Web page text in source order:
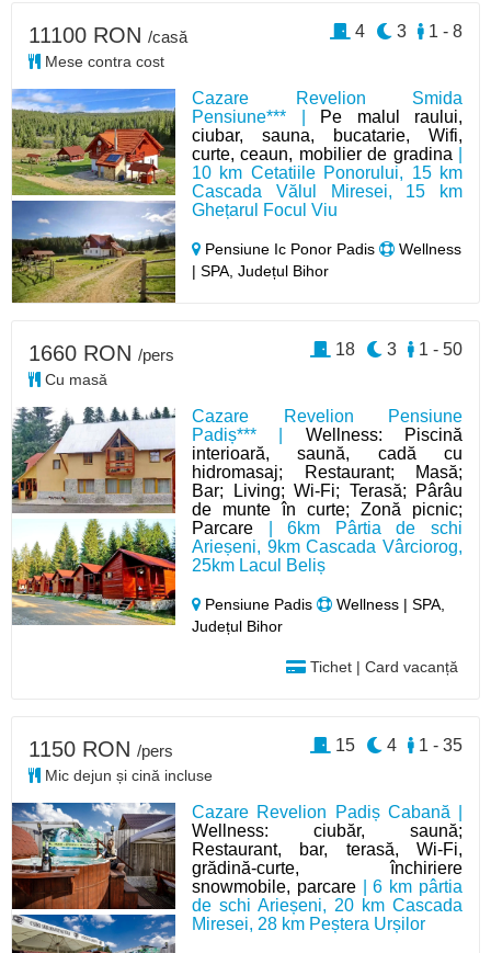
Cazare Revelion Smida
Pensiune*** |
Pe malul raului,
ciubar, sauna, bucatarie, Wifi,
curte, ceaun, mobilier de gradina
10 km Cetatiile Ponorului, 15 km
Cascada Vălul Miresei, 15 km
Ghețarul Focul Viu
Pensiune Ic Ponor Padis
Wellness
| SPA, Județul Bihor
11100 RON /casă
Mese contra cost
1 - 8
3
4
Cazare Revelion Pensiune
Padiș*** | Wellness: Piscină
interioară, saună, cadă cu
hidromasaj; Restaurant; Masă;
Bar; Living; Wi-Fi; Terasă; Pârâu
de munte în curte; Zonă picnic;
Parcare | 6km Pârtia de schi
Arieșeni, 9km Cascada Vârciorog,
25km Lacul Beliș
Pensiune Padis
Wellness | SPA,
Județul Bihor
Tichet | Card vacanță
1660 RON /pers
Cu masă
1 - 50
3
18
Cazare Revelion Padiș Cabană |
Wellness: ciubăr, saună;
Restaurant, bar, terasă, Wi-Fi,
grădină-curte, închiriere
snowmobile, parcare| 6 km pârtia
de schi Arieșeni, 20 km Cascada
Miresei, 28 km Peștera Urșilor
1150 RON /pers
Mic dejun și cină incluse
1 - 35
4
15